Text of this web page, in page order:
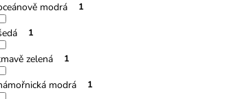
modrá 1
1
zelená 1
modrá 1